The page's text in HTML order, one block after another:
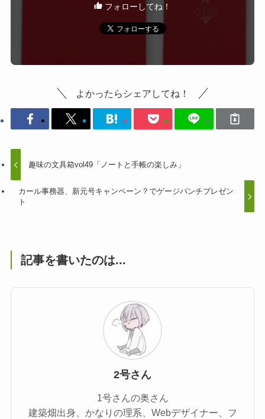
フォローしてね！
よかったらシェアしてね！
趣味の文具箱vol49「ノートと手帳の楽しみ」
カール事務器、新元号キャンペーン？でゲージパンチプレゼン
ト
記事を書いたのは...
2号さん
1号さんの奥さん
建築畑出身、かなりの理系、Webデザイナー、フ